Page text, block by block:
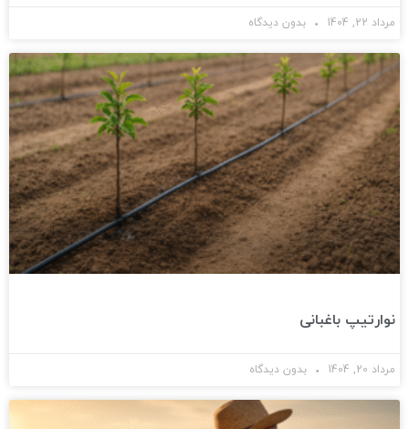
مرداد 22, 1404 بدون دیدگاه
نوارتیپ باغبانی
مرداد 20, 1404 بدون دیدگاه